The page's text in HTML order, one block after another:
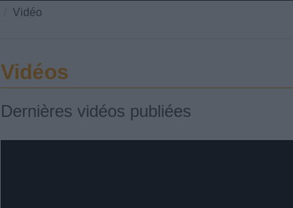
Vidéo
Vidéos
Dernières vidéos publiées